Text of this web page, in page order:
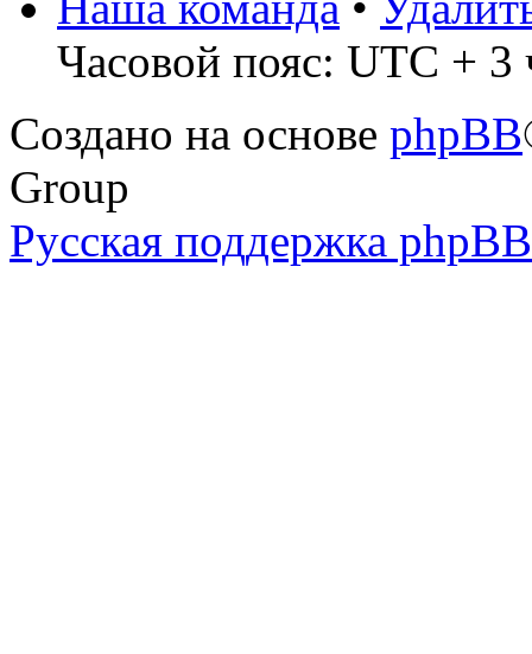
Часовой пояс: UTC + 3
Создано на основе phpBB
Group
Русская поддержка phpBB